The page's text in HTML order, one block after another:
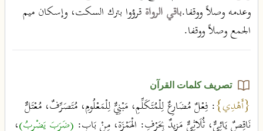
وعدمه وصلاً ووقفا.باقي الرواةقرؤوا بترك السكت، وإسكان ميم
الجمع وصلاً ووقفا.
تصريف كلمات القرآن
{أَهْدِي}: فِعْلٌ مُضَارِعٌ لِلْمُتَكَلِّمِ، مَبْنِيٌّ لِلْمَعْلُومِ، مُتَصَرِّفٌ، مُعْتَلٌّ
نَاقِصٌ يَائِيٌّ، ثُلَاثِيٌّ مَزِيدٌ بِحَرْفِ: الْهَمْزَةِ، مِنْ بَابِ: (ضَرَبَ يَضْرِبُ)،